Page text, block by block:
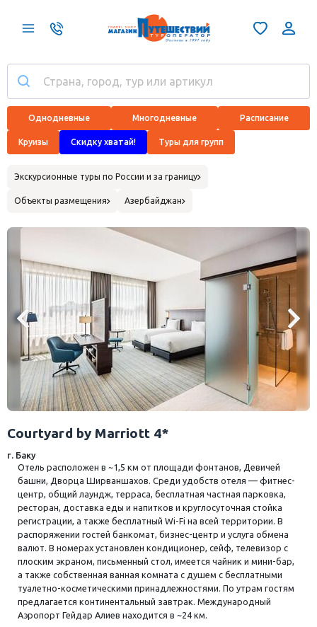
Однодневные Многодневные Расписание
Круизы Скидку хватай! Туры для групп
Экскурсионные туры по России и за границу
Объекты размещения Азербайджан
Courtyard by Marriott 4*
г. Баку
Отель расположен в ~1,5 км от площади фонтанов, Девичей
башни, Дворца Ширваншахов. Среди удобств отеля — фитнес-
центр, общий лаундж, терраса, бесплатная частная парковка,
ресторан, доставка еды и напитков и круглосуточная стойка
регистрации, а также бесплатный Wi-Fi на всей территории. В
распоряжении гостей банкомат, бизнес-центр и услуга обмена
валют. В номерах установлен кондиционер, сейф, телевизор с
плоским экраном, письменный стол, имеется чайник и мини-бар,
а также собственная ванная комната с душем с бесплатными
туалетно-косметическими принадлежностями. По утрам гостям
предлагается континентальный завтрак. Международный
Аэропорт Гейдар Алиев находится в ~24 км.